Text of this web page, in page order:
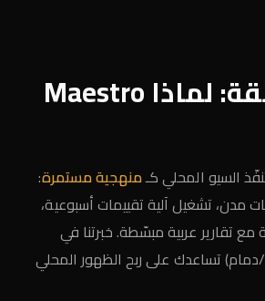
فقرة بناء ثقة: لماذا Maestro
السيو المحلي كـمنهجية مستمرة:
مدن، تشغيل آلية تقييمات أسبوعية،
تقارير عربية مبسّطة. خبرتنا في
تساعدك على ربح الظهور المحلي